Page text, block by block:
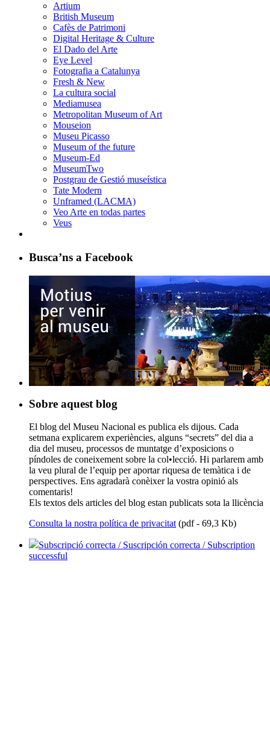
Artium
British Museum
Cafès de Patrimoni
Digital Heritage & Culture
El Dado del Arte
Eye Level
Fotografia a Catalunya
Fresh & New
La cultura social
Mediamusea
Metropolitan Museum of Art
Mouseion
Museu Picasso
Museum of the future
Museum-Ed
MuseumTwo
Postgrau de Gestió museística
Tate Modern
Unframed (LACMA)
Veo Arte en todas partes
Veus
Busca’ns a Facebook
Sobre aquest blog
El blog del Museu Nacional es publica els dijous. Cada
setmana explicarem experiències, alguns “secrets” del dia a
dia del museu, processos de muntatge d’exposicions o
píndoles de coneixement sobre la col•lecció. Hi parlarem amb
la veu plural de l’equip per aportar riquesa de temàtica i de
perspectives. Ens agradarà conèixer la vostra opinió als
comentaris!
Els textos dels articles del blog estan publicats sota la llicència
Consulta la nostra política de privacitat (pdf - 69,3 Kb)
Subscripció correcta / Suscripción correcta / Subscription
successful